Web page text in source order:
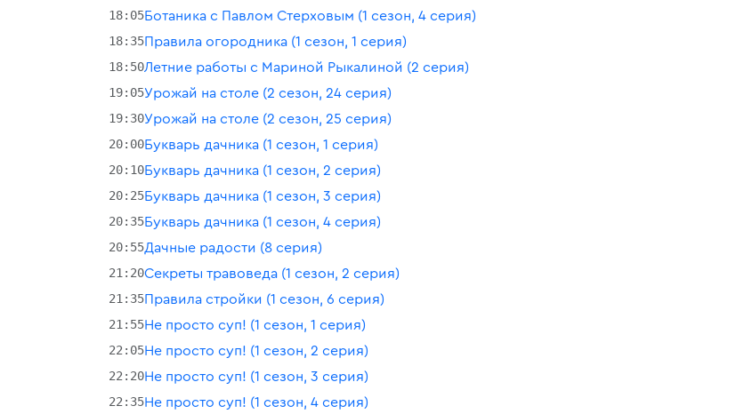
18:05Ботаника с Павлом Стерховым (1 сезон, 4 серия)
18:35Правила огородника (1 сезон, 1 серия)
18:50Летние работы с Мариной Рыкалиной (2 серия)
19:05Урожай на столе (2 сезон, 24 серия)
19:30Урожай на столе (2 сезон, 25 серия)
20:00Букварь дачника (1 сезон, 1 серия)
20:10Букварь дачника (1 сезон, 2 серия)
20:25Букварь дачника (1 сезон, 3 серия)
20:35Букварь дачника (1 сезон, 4 серия)
20:55Дачные радости (8 серия)
21:20Секреты травоведа (1 сезон, 2 серия)
21:35Правила стройки (1 сезон, 6 серия)
21:55Не просто суп! (1 сезон, 1 серия)
22:05Не просто суп! (1 сезон, 2 серия)
22:20Не просто суп! (1 сезон, 3 серия)
22:35Не просто суп! (1 сезон, 4 серия)